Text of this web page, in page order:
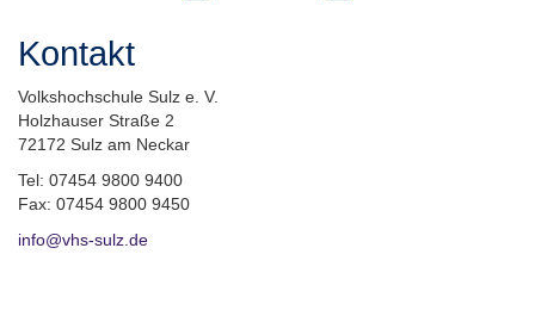
Kontakt
Volkshochschule Sulz e. V.
Holzhauser Straße 2
72172 Sulz am Neckar
Tel: 07454 9800 9400
Fax: 07454 9800 9450
info@vhs-sulz.de